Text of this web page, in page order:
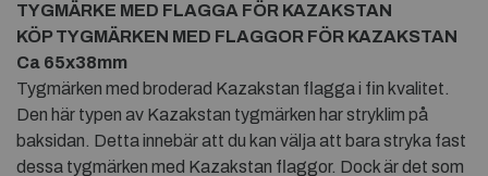
TYGMÄRKE MED FLAGGA FÖR KAZAKSTAN
KÖP TYGMÄRKEN MED FLAGGOR FÖR KAZAKSTAN
Ca 65x38mm
Tygmärken med broderad Kazakstan flagga i fin kvalitet.
Den här typen av Kazakstan tygmärken har stryklim på
baksidan. Detta innebär att du kan välja att bara stryka fast
dessa tygmärken med Kazakstan flaggor. Dock är det som